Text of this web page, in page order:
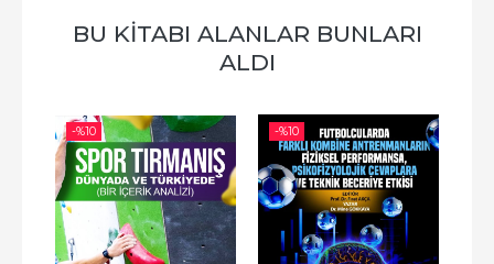
BU KITABI ALANLAR BUNLARI
ALDI
-%10 -%10